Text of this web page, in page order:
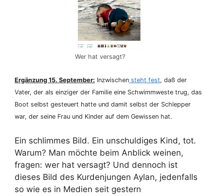
Wer hat versagt?
Ergänzung 15. September: Inzwischen steht fest, daß der
Vater, der als einziger der Familie eine Schwimmweste trug, das
Boot selbst gesteuert hatte und damit selbst der Schlepper
war, der seine Frau und Kinder auf dem Gewissen hat.
Ein schlimmes Bild. Ein unschuldiges Kind, tot.
Warum? Man möchte beim Anblick weinen,
fragen: wer hat versagt? Und dennoch ist
dieses Bild des Kurdenjungen Aylan, jedenfalls
so wie es in Medien seit gestern